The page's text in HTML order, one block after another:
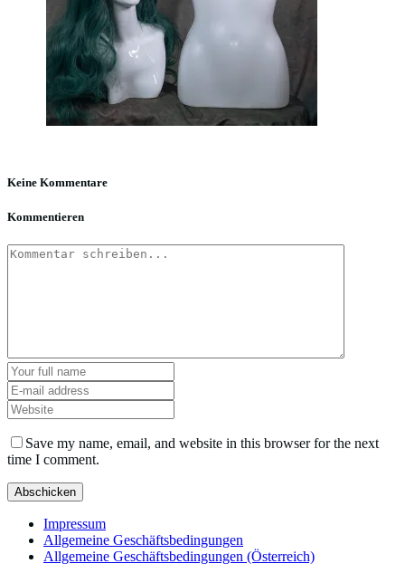
Keine Kommentare
Kommentieren
Save my name, email, and website in this browser for the next
time I comment.
Impressum
Allgemeine Geschäftsbedingungen
Allgemeine Geschäftsbedingungen (Österreich)